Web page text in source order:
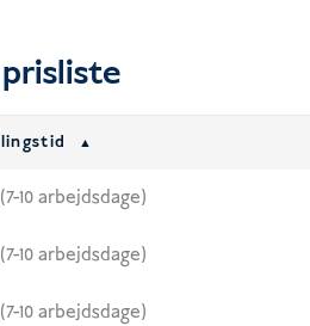
10 arbejdsdage)
10 arbejdsdage)
10 arbejdsdage)